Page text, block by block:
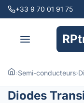
+33 9 70 01 91 75
›Semi-conducteurs›
Diodes